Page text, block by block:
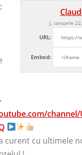
J, ianuarie
URL:
Embed:
channel/
curent cu ultimele